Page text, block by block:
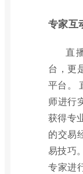
专家互
直
台，更
平台。
师进行
获得专
的交易
易技巧
专家进